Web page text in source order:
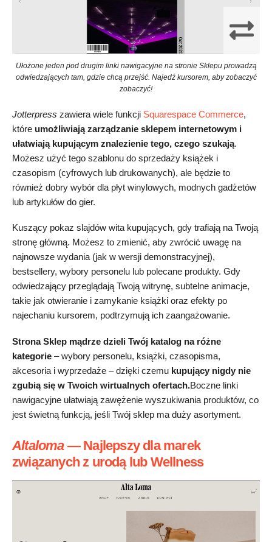
Ułożone jeden pod drugim linki nawigacyjne na stronie Sklepu prowadzą
odwiedzających tam, gdzie chcą przejść. Najedź kursorem, aby zobaczyć
zobaczyć!
Jotterpress zawiera wiele funkcji Squarespace Commerce,
które umożliwiają zarządzanie sklepem internetowym i
ułatwiają kupującym znalezienie tego, czego szukają.
Możesz użyć tego szablonu do sprzedaży książek i
czasopism (cyfrowych lub drukowanych), ale będzie to
również dobry wybór dla płyt winylowych, modnych gadżetów
lub artykułów do gier.
Kuszący pokaz slajdów wita kupujących, gdy trafiają na Twoją
stronę główną. Możesz to zmienić, aby zwrócić uwagę na
najnowsze wydania (jak w wersji demonstracyjnej),
bestsellery, wybory personelu lub polecane produkty. Gdy
odwiedzający przeglądają Twoją witrynę, subtelne animacje,
takie jak otwieranie i zamykanie książki oraz efekty po
najechaniu kursorem, podtrzymują ich zaangażowanie.
Strona Sklep mądrze dzieli Twój katalog na różne
kategorie – wybory personelu, książki, czasopisma,
akcesoria i wyprzedaże – dzięki czemu kupujący nigdy nie
zgubią się w Twoich wirtualnych ofertach.Boczne linki
nawigacyjne ułatwiają zawężenie wyszukiwania produktów, co
jest świetną funkcją, jeśli Twój sklep ma duży asortyment.
Altaloma— Najlepszy dla marek
związanych z urodą lub Wellness